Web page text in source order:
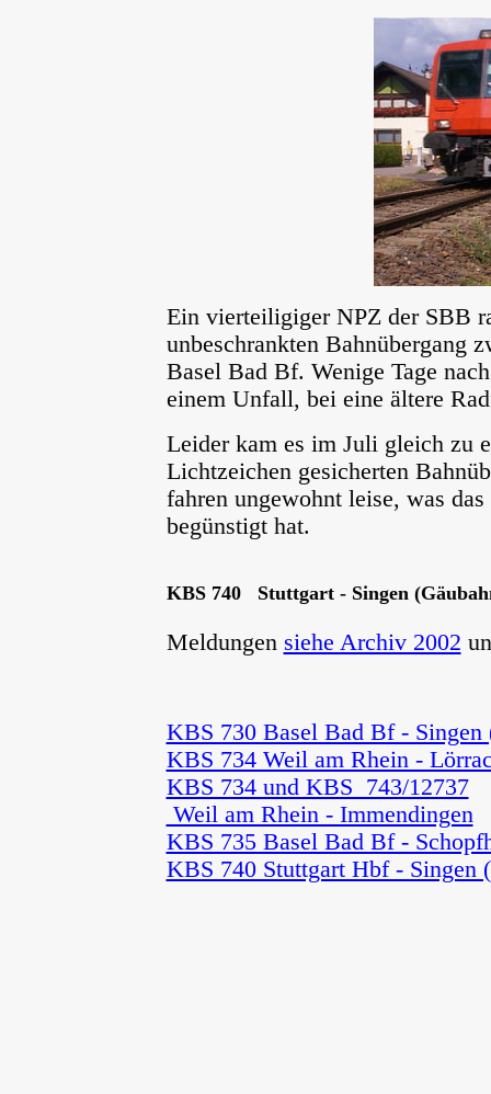
Ein vierteiligiger NPZ der SBB
unbeschrankten Bahnübergang
Basel Bad Bf. Wenige Tage
einem Unfall, bei eine ältere
Leider kam es im Juli gleich zu
Lichtzeichen gesicherten
fahren ungewohnt leise, was
begünstigt hat.
KBS 740 Stuttgart - Singen
Meldungen siehe Archiv 2002
KBS 730 Basel Bad Bf -
KBS 734 Weil am Rhein -
KBS 734 und KBS 743/12737
Weil am Rhein - Immendingen
KBS 735 Basel Bad Bf -
KBS 740 Stuttgart Hbf - Singen